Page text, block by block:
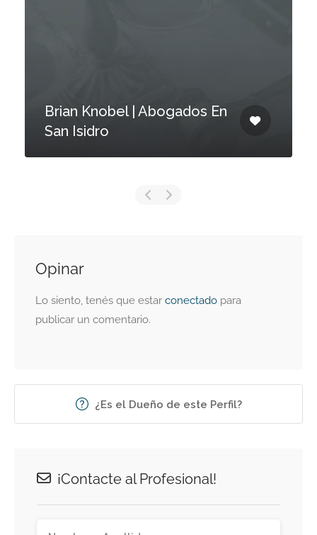
Brian Knobel | Abogados En
San Isidro
Opinar
Lo siento, tenés que estar conectado para
publicar un comentario.
¿Es el Dueño de este Perfil?
¡Contacte al Profesional!